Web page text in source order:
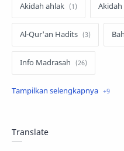
Akidah ahlak Akidah
Al-Qur'an Hadits
Info Madrasah
Khutbah Jum'at PJOK
Translate